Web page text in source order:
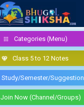
Categories (Menu)
Class 5 to 12 Notes
Study/Semester/Suggestion
Join Now (Channel/Groups)